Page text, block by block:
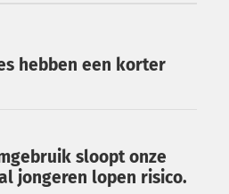
hebben een korter
sloopt onze
jongeren lopen risico.